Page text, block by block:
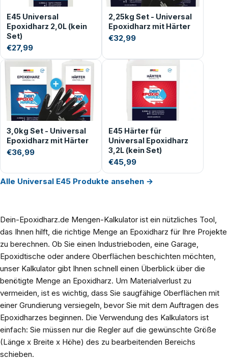
E45 Universal
Epoxidharz 2,0L (kein
Set)
€27,99
2,25kg Set - Universal
Epoxidharz mit Härter
€32,99
3,0kg Set - Universal
Epoxidharz mit Härter
€36,99
E45 Härter für
Universal Epoxidharz
3,2L (kein Set)
€45,99
Alle Universal E45 Produkte ansehen →
Dein-Epoxidharz.de Mengen-Kalkulator ist ein nützliches Tool,
das Ihnen hilft, die richtige Menge an Epoxidharz für Ihre Projekte
zu berechnen. Ob Sie einen Industrieboden, eine Garage,
Epoxidtische oder andere Oberflächen beschichten möchten,
unser Kalkulator gibt Ihnen schnell einen Überblick über die
benötigte Menge an Epoxidharz. Um Materialverlust zu
vermeiden, ist es wichtig, dass Sie saugfähige Oberflächen mit
einer Grundierung versiegeln, bevor Sie mit dem Auftragen des
Epoxidharzes beginnen. Die Verwendung des Kalkulators ist
einfach: Sie müssen nur die Regler auf die gewünschte Größe
(Länge x Breite x Höhe) des zu bearbeitenden Bereichs
schieben.